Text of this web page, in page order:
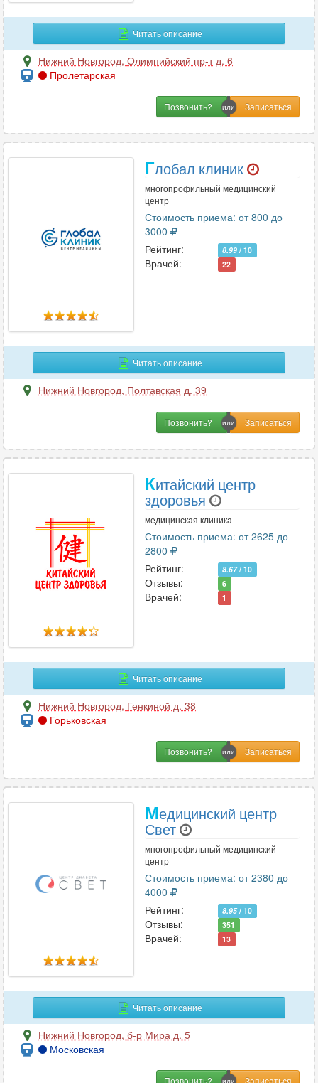
Читать описание
Нижний Новгород, Олимпийский пр-т д. 6
Пролетарская
Позвонить?
Глобал клиник
многопрофильный медицинский
центр
Стоимость приема: от 800 до
3000
Рейтинг:
8.99 / 10
Врачей: 22
Читать описание
Нижний Новгород, Полтавская д. 39
Позвонить?
Китайский центр
здоровья
медицинская клиника
Стоимость приема: от 2625 до
2800
Рейтинг:
8.67/ 10
Отзывы: 6
Врачей: 1
Читать описание
Нижний Новгород, Генкиной д. 38
Горьковская
Позвонить?
Медицинский центр
Свет
многопрофильный медицинский
центр
Стоимость приема: от 2380 до
4000
Рейтинг:
8.95/ 10
Отзывы: 351
Врачей: 13
Читать описание
Нижний Новгород, б-р Мира д. 5
Московская
Позвонить?